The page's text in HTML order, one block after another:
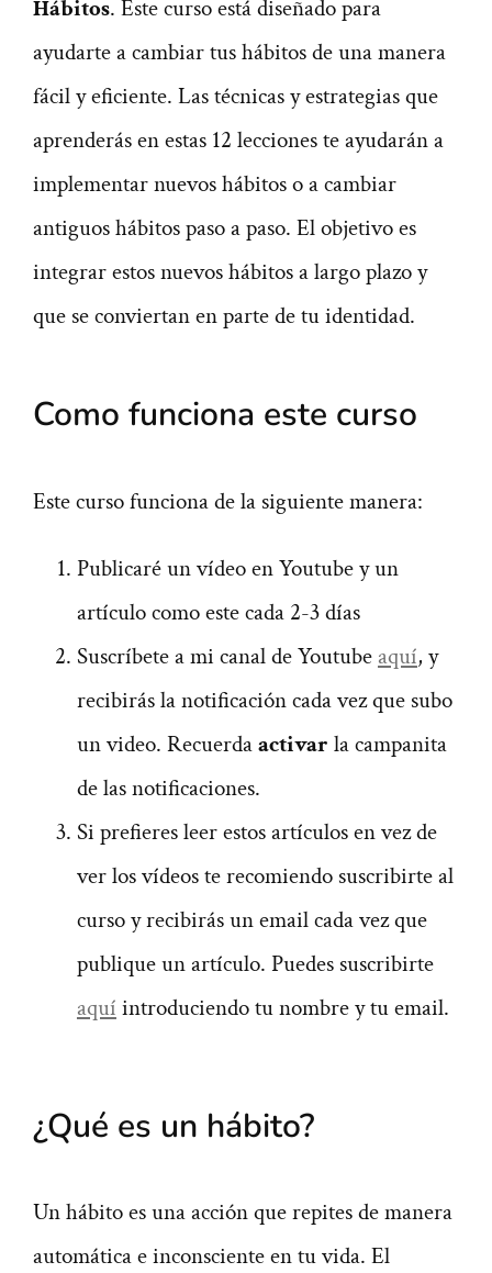
Hábitos. Este curso está diseñado para
ayudarte a cambiar tus hábitos de una manera
fácil y eficiente. Las técnicas y estrategias que
aprenderás en estas 12 lecciones te ayudarán a
implementar nuevos hábitos o a cambiar
antiguos hábitos paso a paso. El objetivo es
integrar estos nuevos hábitos a largo plazo y
que se conviertan en parte de tu identidad.
Como funciona este curso
Este curso funciona de la siguiente manera:
Publicaré un vídeo en Youtube y un
artículo como este cada 2-3 días
Suscríbete a mi canal de Youtube aquí, y
recibirás la notificación cada vez que subo
un video. Recuerdaactivar la campanita
de las notificaciones.
Si prefieres leer estos artículos en vez de
ver los vídeos te recomiendo suscribirte al
curso y recibirás un email cada vez que
publique un artículo. Puedes suscribirte
aquí introduciendo tu nombre y tu email.
¿Qué es un hábito?
Un hábito es una acción que repites de manera
automática e inconsciente en tu vida. El